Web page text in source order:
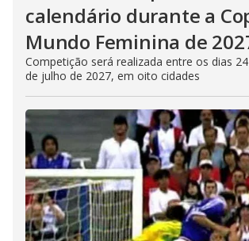
calendário durante a
Mundo Feminina de
Competição será realizada entre os dias
de julho de 2027, em oito cidades